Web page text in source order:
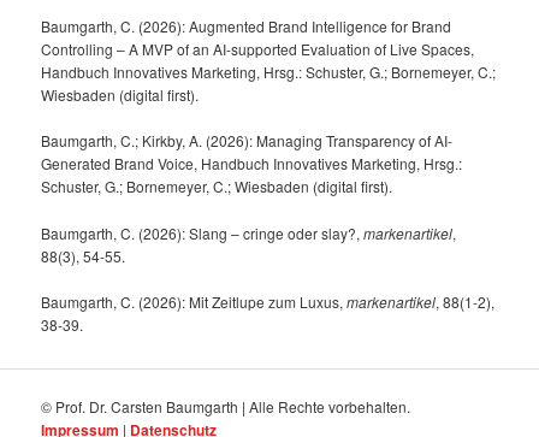
Baumgarth, C. (2026): Augmented Brand Intelligence for Brand
Controlling – A MVP of an AI-supported Evaluation of Live Spaces,
Handbuch Innovatives Marketing, Hrsg.: Schuster, G.; Bornemeyer, C.;
Wiesbaden (digital first).
Baumgarth, C.; Kirkby, A. (2026): Managing Transparency of AI-
Generated Brand Voice, Handbuch Innovatives Marketing, Hrsg.:
Schuster, G.; Bornemeyer, C.; Wiesbaden (digital first).
Baumgarth, C. (2026): Slang – cringe oder slay?,markenartikel,
88(3), 54-55.
Baumgarth, C. (2026): Mit Zeitlupe zum Luxus,markenartikel, 88(1-2),
38-39.
© Prof. Dr. Carsten Baumgarth | Alle Rechte vorbehalten.
Impressum | Datenschutz